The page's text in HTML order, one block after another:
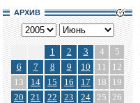
АРХИВ
1 2 3 4
5
6
7 8 9 10 11
12
13
14 15 16 17 18
19
20
21 22 23 24 25 26